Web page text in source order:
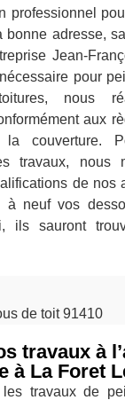
professionnel
bonne adresse,
Jean-
pour
nous
aux
la couverture.
travaux, nous
de nos
à neuf vos
ils sauront
travaux à
à La Foret
travaux de